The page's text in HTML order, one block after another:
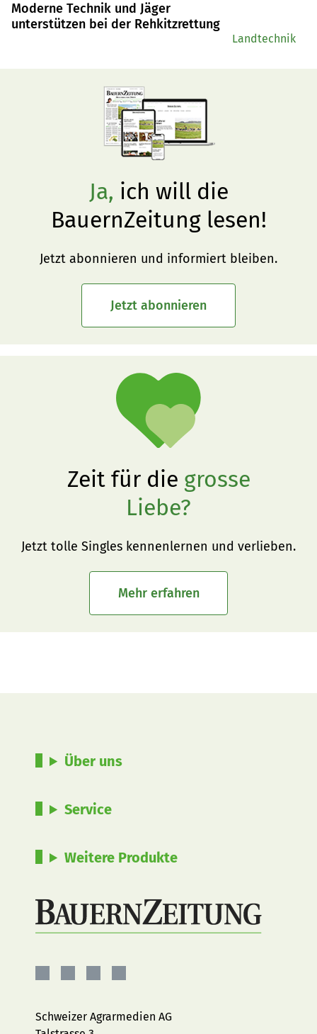
Moderne Technik und Jäger
unterstützen bei der Rehkitzrettung
Landtechnik
Ja, ich will die
BauernZeitung lesen!
Jetzt abonnieren und informiert bleiben.
Jetzt abonnieren
Zeit für die grosse
Liebe?
Jetzt tolle Singles kennenlernen und verlieben.
Mehr erfahren
Über uns
Service
Weitere Produkte
Facebook
Instagram
YouTubeLinkedIn
Schweizer Agrarmedien AG